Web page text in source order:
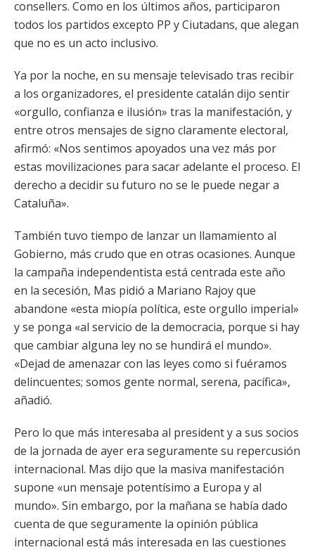
consellers. Como en los últimos años, participaron
todos los partidos excepto PP y Ciutadans, que alegan
que no es un acto inclusivo.
Ya por la noche, en su mensaje televisado tras recibir
a los organizadores, el presidente catalán dijo sentir
«orgullo, confianza e ilusión» tras la manifestación, y
entre otros mensajes de signo claramente electoral,
afirmó: «Nos sentimos apoyados una vez más por
estas movilizaciones para sacar adelante el proceso. El
derecho a decidir su futuro no se le puede negar a
Cataluña».
También tuvo tiempo de lanzar un llamamiento al
Gobierno, más crudo que en otras ocasiones. Aunque
la campaña independentista está centrada este año
en la secesión, Mas pidió a Mariano Rajoy que
abandone «esta miopía política, este orgullo imperial»
y se ponga «al servicio de la democracia, porque si hay
que cambiar alguna ley no se hundirá el mundo».
«Dejad de amenazar con las leyes como si fuéramos
delincuentes; somos gente normal, serena, pacífica»,
añadió.
Pero lo que más interesaba al president y a sus socios
de la jornada de ayer era seguramente su repercusión
internacional. Mas dijo que la masiva manifestación
supone «un mensaje potentísimo a Europa y al
mundo». Sin embargo, por la mañana se había dado
cuenta de que seguramente la opinión pública
internacional está más interesada en las cuestiones